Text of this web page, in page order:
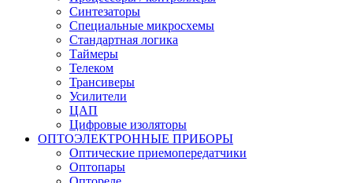
Синтезаторы
Специальные микросхемы
Стандартная логика
Таймеры
Телеком
Трансиверы
Усилители
ЦАП
Цифровые изоляторы
ОПТОЭЛЕКТРОННЫЕ ПРИБОРЫ
Оптические приемопередатчики
Оптопары